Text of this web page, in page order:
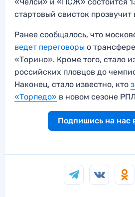
«Челси» и «ПСЖ» состоится
стартовый свисток прозвучит
Ранее сообщалось, что
ведет переговоры о
«Торино». Кроме того, стало
российских пловцов до
Наконец, стало известно, кто
«Торпедо» в новом сезоне
Подпишись на нас